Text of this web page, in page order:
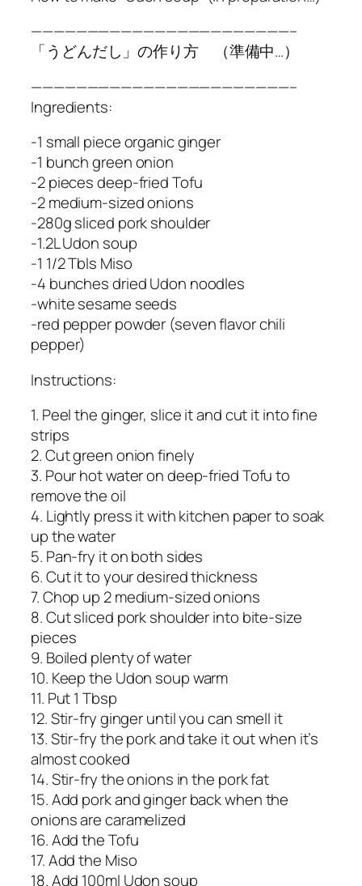
———————————————————————–
「うどんだし」の作り方 （準備中…）
———————————————————————–
Ingredients:
-1 small piece organic ginger
-1 bunch green onion
-2 pieces deep-fried Tofu
-2 medium-sized onions
-280g sliced pork shoulder
-1.2L Udon soup
-1 1/2 Tbls Miso
-4 bunches dried Udon noodles
-white sesame seeds
-red pepper powder (seven flavor chili
pepper)
Instructions:
1. Peel the ginger, slice it and cut it into fine
strips
2. Cut green onion finely
3. Pour hot water on deep-fried Tofu to
remove the oil
4. Lightly press it with kitchen paper to soak
up the water
5. Pan-fry it on both sides
6. Cut it to your desired thickness
7. Chop up 2 medium-sized onions
8. Cut sliced pork shoulder into bite-size
pieces
9. Boiled plenty of water
10. Keep the Udon soup warm
11. Put 1 Tbsp
12. Stir-fry ginger until you can smell it
13. Stir-fry the pork and take it out when it’s
almost cooked
14. Stir-fry the onions in the pork fat
15. Add pork and ginger back when the
onions are caramelized
16. Add the Tofu
17. Add the Miso
18. Add 100ml Udon soup